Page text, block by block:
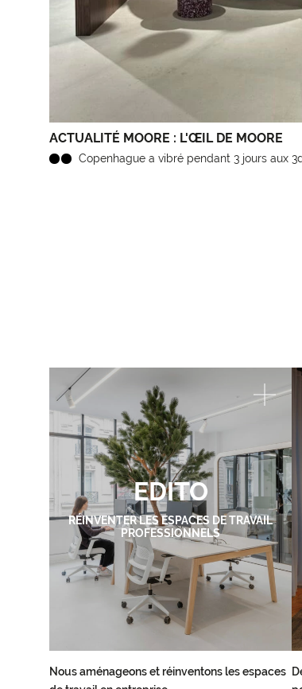
ACTUALITÉ MOORE : L'ŒIL DE MOORE
Copenhague a vibré pendant 3 jours aux
EDITO
RÉINVENTER LES ESPACES DE TRAVAIL
PROFESSIONNELS
Nous aménageons et réinventons les espaces